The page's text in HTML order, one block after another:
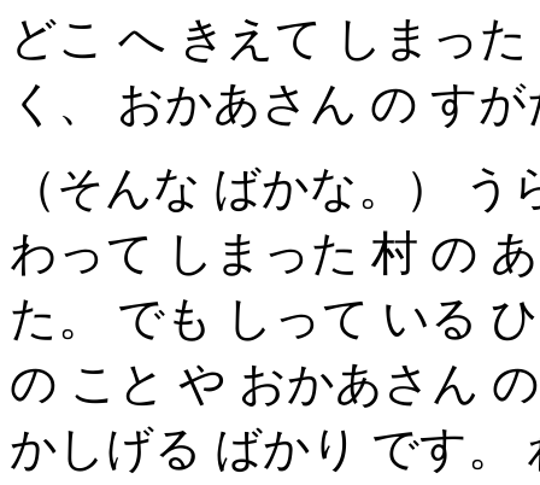
どこ へ きえて しまっ
く、 おかあさん の す
（そんな ばかな。）
わって しまった 村 の
た。 でも しって いる
の こと や おかあさん
かしげる ばかり です。